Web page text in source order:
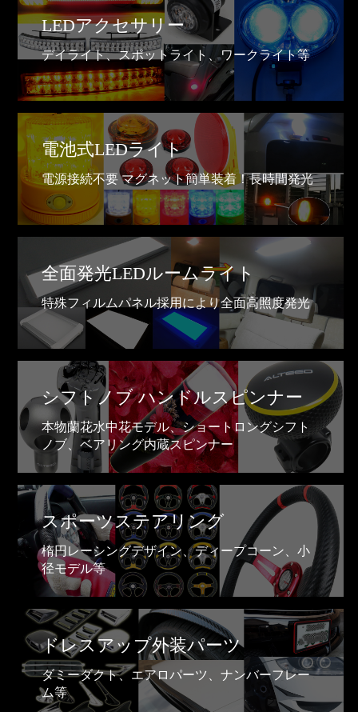
LEDアクセサリー
デイライト、スポットライト、ワークライト等
電池式LEDライト
電源接続不要 マグネット簡単装着！長時間発光
全面発光LEDルームライト
特殊フィルムパネル採用により全面高照度発光
シフトノブ ハンドルスピンナー
本物蘭花水中花モデル、ショートロングシフト
ノブ、ベアリング内蔵スピンナー
スポーツステアリング
楕円レーシングデザイン、ディープコーン、小
径モデル等
ドレスアップ外装パーツ
ダミーダクト、エアロパーツ、ナンバーフレー
ム等